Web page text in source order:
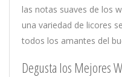
las notas suaves de los
una variedad de licores
todos los amantes del
Degusta los Mejores